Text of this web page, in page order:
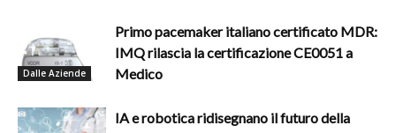
Dalle Aziende
Primo pacemaker italiano certificato MDR:
IMQ rilascia la certificazione CE0051 a
Medico
IA e robotica ridisegnano il futuro della